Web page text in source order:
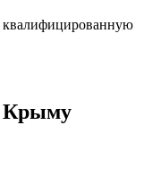
квалифицированную
Крыму